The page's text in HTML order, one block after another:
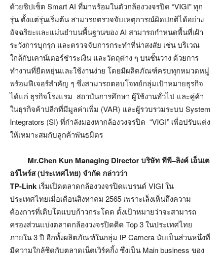
ด้วยชิปเซ็ต Smart AI ที่มาพร้อมในตัวกล้องวงจรปิด “VIGI” ทุก
รุ่น ตั้งแต่รุ่นเริ่มต้น สามารถตรวจจับเหตุการณ์ผิดปกติได้อย่าง
อัจฉริยะและแม่นยำบนพื้นฐานของ AI สามารถกำหนดพื้นที่เฝ้า
ระวังการบุกรุก และตรวจจับการกระทำที่น่าสงสัย เช่น บริเวณ
ใกล้กับเคาน์เตอร์ชำระเงิน และวัตถุต่าง ๆ บนชั้นวาง ด้วยการ
ทำงานที่ยืดหยุ่นและใช้งานง่าย โดยมีผลิตภัณฑ์ครบทุกหมวดหมู่
พร้อมฟีเจอร์สำคัญ ๆ ซึ่งสามารถตอบโจทย์กลุ่มเป้าหมายธุรกิจ
ได้แก่ ธุรกิจโรงแรม สถาบันการศึกษา ผู้ใช้งานทั่วไป และคู่ค้า
ในธุรกิจค้าปลีกที่มีมูลค่าเพิ่ม (VAR) และผู้รวบรวมระบบ System
Integrators (SI) ที่กำลังมองหากล้องวงจรปิด “VIGI” เพื่อปรับแต่ง
ให้เหมาะสมกับลูกค้าพันธมิตร
Mr.Chen Kun Managing Directorบริษัท ทีพี–ลิงค์ เอ็นเต
อร์ไพร์ส(ประเทศไทย)จำกัด กล่าวว่า
TP-Link เริ่มเปิดตลาดกล้องวงจรปิดแบรนด์ VIGI ใน
ประเทศไทยเมื่อเดือนสิงหาคม 2565 เพราะเล็งเห็นถึงความ
ต้องการที่เติบโตแบบก้าวกระโดด ตั้งเป้าหมายว่าจะสามารถ
ครองส่วนแบ่งตลาดกล้องวงจรปิดติด Top 3 ในประเทศไทย
ภายใน 3 ปี อีกทั้งผลิตภัณฑ์ในกลุ่ม IP Camera นับเป็นส่วนหนึ่งที่
มีความใกล้ชิดกับตลาดเน็ตเวิร์คกิ้ง ซึ่งเป็น Main business ของ